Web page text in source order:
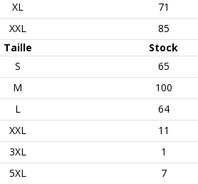
XL 71
XXL 85
Taille Stock
S 65
M 100
L 64
XXL 11
3XL 1
5XL 7